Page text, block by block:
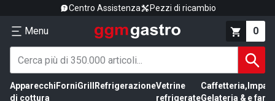
Centro Assistenza Pezzi di ricambio
Menu 0
Apparecchi
di cottura
ForniGrill RefrigerazioneVetrine
refrigerate
Caffetteria,
Gelateria & e